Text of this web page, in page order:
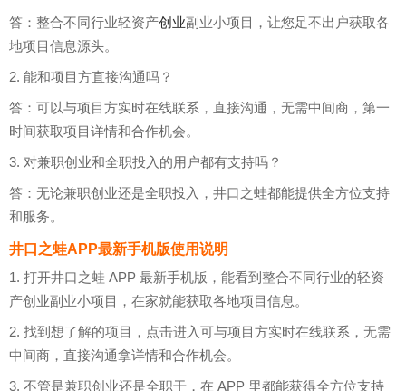
答：整合不同行业轻资产创业副业小项目，让您足不出户获取各
地项目信息源头。
2. 能和项目方直接沟通吗？
答：可以与项目方实时在线联系，直接沟通，无需中间商，第一
时间获取项目详情和合作机会。
3. 对兼职创业和全职投入的用户都有支持吗？
答：无论兼职创业还是全职投入，井口之蛙都能提供全方位支持
和服务。
井口之蛙APP最新手机版使用说明
1. 打开井口之蛙 APP 最新手机版，能看到整合不同行业的轻资
产创业副业小项目，在家就能获取各地项目信息。
2. 找到想了解的项目，点击进入可与项目方实时在线联系，无需
中间商，直接沟通拿详情和合作机会。
3. 不管是兼职创业还是全职干，在 APP 里都能获得全方位支持